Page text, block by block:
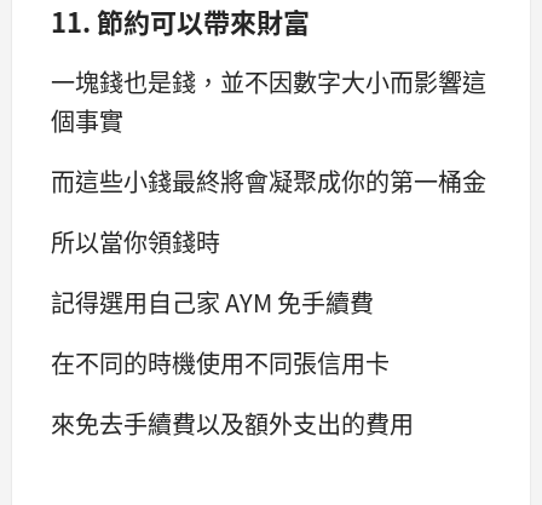
11. 節約可以帶來財富
一塊錢也是錢，並不因數字大小而影響這
個事實
而這些小錢最終將會凝聚成你的第一桶金
所以當你領錢時
記得選用自己家 AYM 免手續費
在不同的時機使用不同張信用卡
來免去手續費以及額外支出的費用